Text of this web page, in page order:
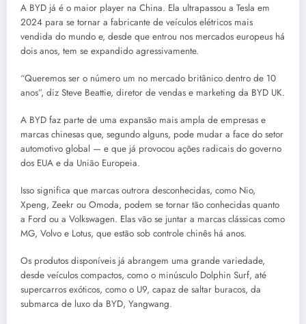
A BYD já é o maior player na China. Ela ultrapassou a Tesla em
2024 para se tornar a fabricante de veículos elétricos mais
vendida do mundo e, desde que entrou nos mercados europeus há
dois anos, tem se expandido agressivamente.
“Queremos ser o número um no mercado britânico dentro de 10
anos”, diz Steve Beattie, diretor de vendas e marketing da BYD UK.
A BYD faz parte de uma expansão mais ampla de empresas e
marcas chinesas que, segundo alguns, pode mudar a face do setor
automotivo global — e que já provocou ações radicais do governo
dos EUA e da União Europeia.
Isso significa que marcas outrora desconhecidas, como Nio,
Xpeng, Zeekr ou Omoda, podem se tornar tão conhecidas quanto
a Ford ou a Volkswagen. Elas vão se juntar a marcas clássicas como
MG, Volvo e Lotus, que estão sob controle chinês há anos.
Os produtos disponíveis já abrangem uma grande variedade,
desde veículos compactos, como o minúsculo Dolphin Surf, até
supercarros exóticos, como o U9, capaz de saltar buracos, da
submarca de luxo da BYD, Yangwang.